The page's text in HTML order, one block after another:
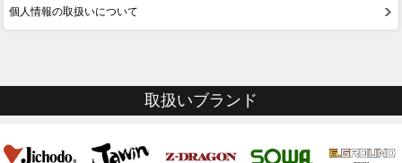
個人情報の取扱いについて
取扱いブランド